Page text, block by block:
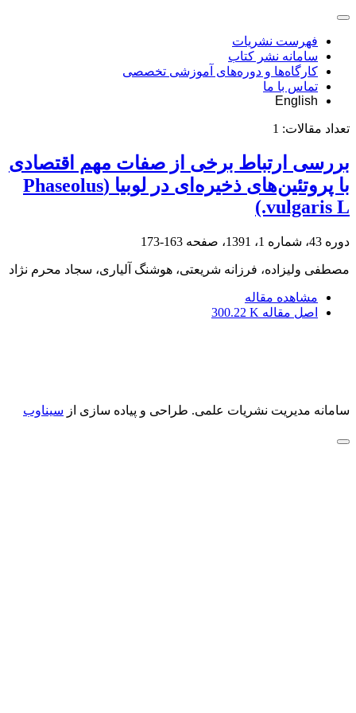
فهرست نشریات
سامانه نشر کتاب
کارگاه‌ها و دوره‌های آموزشی تخصصی
تماس با ما
English
تعداد مقالات: 1
بررسی ارتباط برخی از صفات مهم اقتصادی
با پروتئین‌های ذخیره‌ای در لوبیا (Phaseolus
vulgaris L.)
دوره 43، شماره 1، 1391، صفحه 163-173
مصطفی ولیزاده، فرزانه شریعتی، هوشنگ آلیاری، سجاد محرم نژاد
مشاهده مقاله
اصل مقاله 300.22 K
سامانه مدیریت نشریات علمی. طراحی و پیاده سازی از سیناوب